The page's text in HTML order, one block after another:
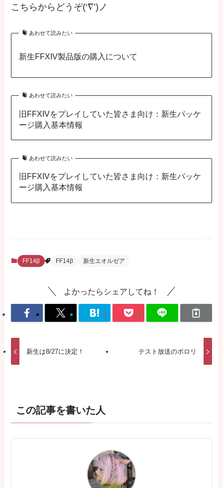
こちらからどうぞ(‘∇’)ノ
あわせて読みたい
新生FFXIV製品版の購入について
あわせて読みたい
旧FFXIVをプレイしていた皆さま向け：新生パッケ
ージ購入基本情報
あわせて読みたい
旧FFXIVをプレイしていた皆さま向け：新生パッケ
ージ購入基本情報
FF14β FF14β 新生エオルゼア
よかったらシェアしてね！
新生は8/27に決定！ テスト放送のポロリ
この記事を書いた人